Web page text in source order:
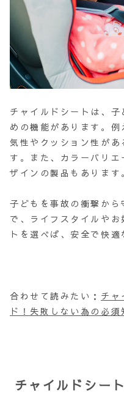
チャイルドシートは、
めの機能があります。
気性やクッション性が
す。また、カラーバリ
ザインの製品もあります
子どもを事故の衝撃か
で、ライフスタイルや
トを選べば、安全で快適
合わせて読みたい： チャ
ド！失敗しない為の必須
チャイルドシー